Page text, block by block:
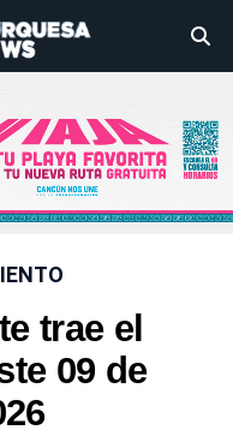
trae el
09 de